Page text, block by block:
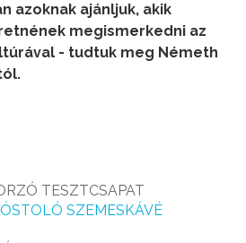
azoknak ajánljuk, akik
megismerkedni az
- tudtuk meg Németh
TESZTCSAPAT
SZEMESKÁVÉ